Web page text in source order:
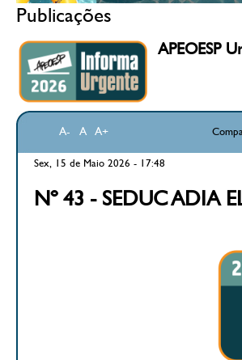
Publicações
APEOESP
A- A A+
Sex, 15 de Maio 2026 - 17:48
Nº 43 - SEDUC ADIA